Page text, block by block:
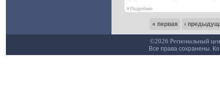
»Подробнее
« первая ‹
©2026 Региональный
Все права сохранены.